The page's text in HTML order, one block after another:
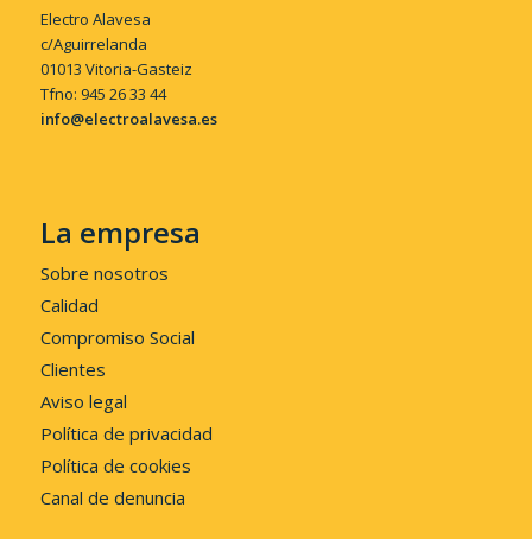
Electro Alavesa
c/Aguirrelanda
01013 Vitoria-Gasteiz
Tfno: 945 26 33 44
info@electroalavesa.es
La empresa
Sobre nosotros
Calidad
Compromiso Social
Clientes
Aviso legal
Política de privacidad
Política de cookies
Canal de denuncia